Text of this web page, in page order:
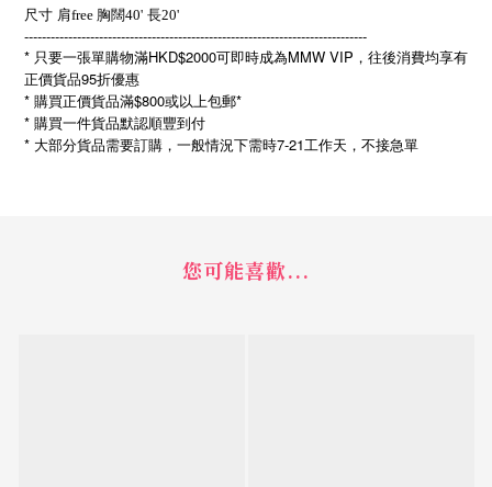
尺寸 肩free 胸闊40' 長20'
------------------------------------------------------------------------------
* 只要一張單購物滿HKD$2000可即時成為MMW VIP，往後消費均享有
正價貨品95折優惠
* 購買正價貨品滿$800或以上包郵*
* 購買一件貨品默認順豐到付
* 大部分貨品需要訂購，一般情況下需時7-21工作天，不接急單
您可能喜歡...